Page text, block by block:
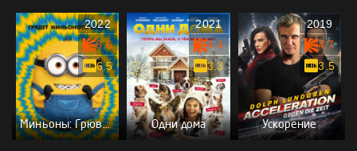
Миньоны: Грювитация
2022
6.6
6.5
Одни дома
2021
4.4
3.3
Ускорение
2019
4.7
3.5